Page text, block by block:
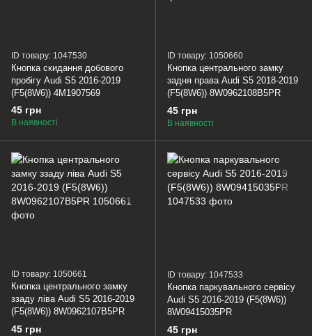
ID товару: 1047530
Кнопка скидання добового
пробігу Audi S5 2016-2019
(F5(8W6)) 4M1907569
45 грн
В наявності
ID товару: 1050660
Кнопка центрального замку
задня права Audi S5 2018-2019
(F5(8W6)) 8W0962108B5PR
45 грн
В наявності
ID товару: 1050661
Кнопка центрального замку
ззаду ліва Audi S5 2016-2019
(F5(8W6)) 8W0962107B5PR
45 грн
ID товару: 1047533
Кнопка паркувального сервісу
Audi S5 2016-2019 (F5(8W6))
8W09415035PR
45 грн